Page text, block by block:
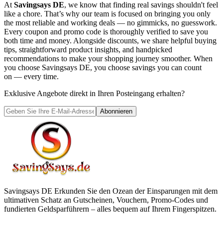
At Savingsays DE, we know that finding real savings shouldn't feel
like a chore. That’s why our team is focused on bringing you only
the most reliable and working deals — no gimmicks, no guesswork.
Every coupon and promo code is thoroughly verified to save you
both time and money. Alongside discounts, we share helpful buying
tips, straightforward product insights, and handpicked
recommendations to make your shopping journey smoother. When
you choose Savingsays DE, you choose savings you can count
on — every time.
Exklusive Angebote direkt in Ihren Posteingang erhalten?
Abonnieren
Savingsays DE Erkunden Sie den Ozean der Einsparungen mit dem
ultimativen Schatz an Gutscheinen, Vouchern, Promo-Codes und
fundierten Geldsparführern – alles bequem auf Ihrem Fingerspitzen.